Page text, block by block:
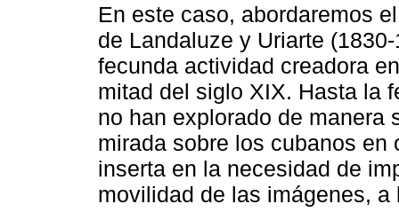
En este caso, abordaremos
de Landaluze y Uriarte
fecunda actividad creadora
mitad del siglo XIX. Hasta la
no han explorado de manera
mirada sobre los cubanos
inserta en la necesidad de
movilidad de las imágenes,